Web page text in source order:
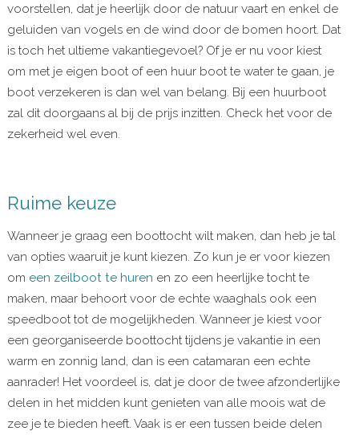
voorstellen, dat je heerlijk door de natuur vaart en enkel de
geluiden van vogels en de wind door de bomen hoort. Dat
is toch het ultieme vakantiegevoel? Of je er nu voor kiest
om met je eigen boot of een huur boot te water te gaan, je
boot verzekeren is dan wel van belang. Bij een huurboot
zal dit doorgaans al bij de prijs inzitten. Check het voor de
zekerheid wel even.
Ruime keuze
Wanneer je graag een boottocht wilt maken, dan heb je tal
van opties waaruit je kunt kiezen. Zo kun je er voor kiezen
om een zeilboot te huren en zo een heerlijke tocht te
maken, maar behoort voor de echte waaghals ook een
speedboot tot de mogelijkheden. Wanneer je kiest voor
een georganiseerde boottocht tijdens je vakantie in een
warm en zonnig land, dan is een catamaran een echte
aanrader! Het voordeel is, dat je door de twee afzonderlijke
delen in het midden kunt genieten van alle moois wat de
zee je te bieden heeft. Vaak is er een tussen beide delen